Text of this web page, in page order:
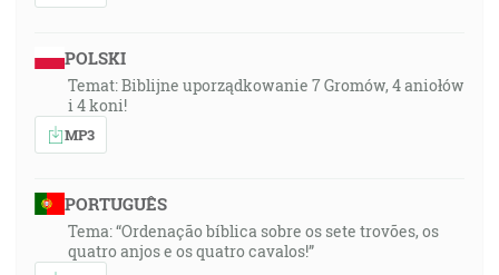
POLSKI
Temat: Biblijne uporządkowanie 7 Gromów, 4 aniołów
i 4 koni!
MP3
PORTUGUÊS
Tema: “Ordenação bíblica sobre os sete trovões, os
quatro anjos e os quatro cavalos!”